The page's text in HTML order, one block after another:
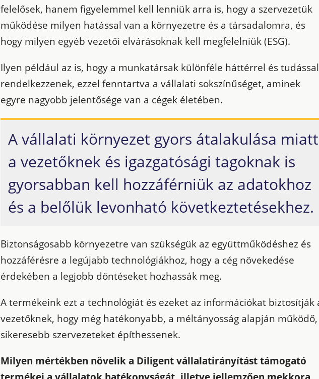
felelősek, hanem figyelemmel kell lenniük arra is, hogy a szervezetük
működése milyen hatással van a környezetre és a társadalomra, és
hogy milyen egyéb vezetői elvárásoknak kell megfelelniük (ESG).
Ilyen például az is, hogy a munkatársak különféle háttérrel és tudással
rendelkezzenek, ezzel fenntartva a vállalati sokszínűséget, aminek
egyre nagyobb jelentősége van a cégek életében.
A vállalati környezet gyors átalakulása miatt
a vezetőknek és igazgatósági tagoknak is
gyorsabban kell hozzáférniük az adatokhoz
és a belőlük levonható következtetésekhez.
Biztonságosabb környezetre van szükségük az együttműködéshez és
hozzáférésre a legújabb technológiákhoz, hogy a cég növekedése
érdekében a legjobb döntéseket hozhassák meg.
A termékeink ezt a technológiát és ezeket az információkat biztosítják
vezetőknek, hogy még hatékonyabb, a méltányosság alapján működő,
sikeresebb szervezeteket építhessenek.
Milyen mértékben növelik a Diligent vállalatirányítást támogató